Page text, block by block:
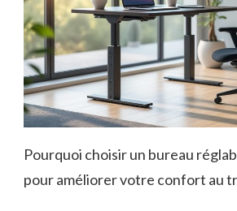
Pourquoi choisir un bureau
pour améliorer votre confort au